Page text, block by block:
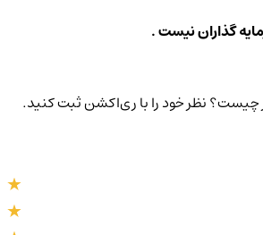
گذاران نیست .
چیست؟نظر خود را با ری‌اکشن ثبت کنید.